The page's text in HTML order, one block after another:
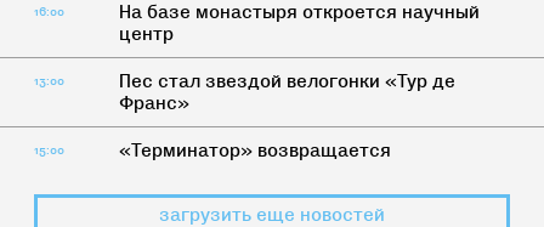
16:00
На базе монастыря откроется научный
центр
13:00
Пес стал звездой велогонки «Тур де
Франс»
15:00 «Терминатор» возвращается
загрузить еще новостей